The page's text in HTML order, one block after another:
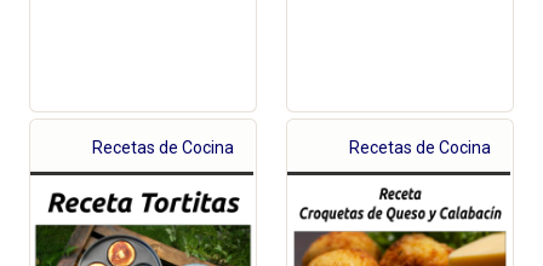
Recetas de Cocina Recetas de Cocina